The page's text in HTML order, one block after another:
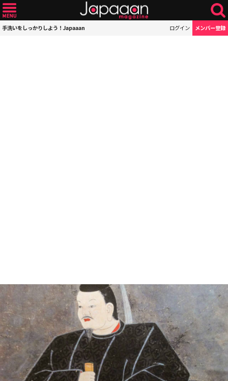
手洗いをしっかりしよう！Japaaan ログイン メンバー登録